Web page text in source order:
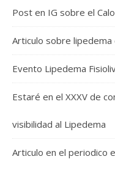
Post en IG sobre el
Articulo sobre lipedema
Evento Lipedema
Estaré en el XXXV de
visibilidad al Lipedema
Articulo en el periodico